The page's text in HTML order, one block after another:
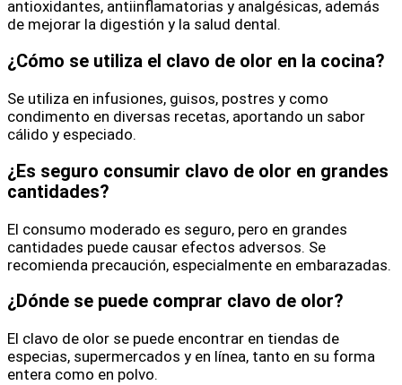
antioxidantes, antiinflamatorias y analgésicas, además
de mejorar la digestión y la salud dental.
¿Cómo se utiliza el clavo de olor en la cocina?
Se utiliza en infusiones, guisos, postres y como
condimento en diversas recetas, aportando un sabor
cálido y especiado.
¿Es seguro consumir clavo de olor en grandes
cantidades?
El consumo moderado es seguro, pero en grandes
cantidades puede causar efectos adversos. Se
recomienda precaución, especialmente en embarazadas.
¿Dónde se puede comprar clavo de olor?
El clavo de olor se puede encontrar en tiendas de
especias, supermercados y en línea, tanto en su forma
entera como en polvo.